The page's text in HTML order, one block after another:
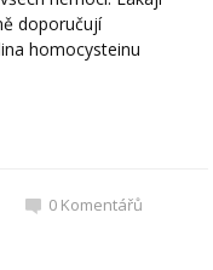
doporučují
homocysteinu
0 Komentářů